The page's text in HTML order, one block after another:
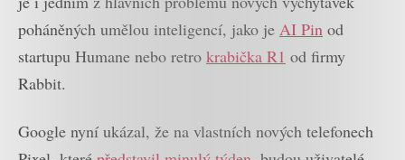
poháněných umělou inteligencí, jako je AI Pin od
startupu Humane nebo retro krabička R1 od firmy
Rabbit.
Google nyní ukázal, že na vlastních nových telefonech